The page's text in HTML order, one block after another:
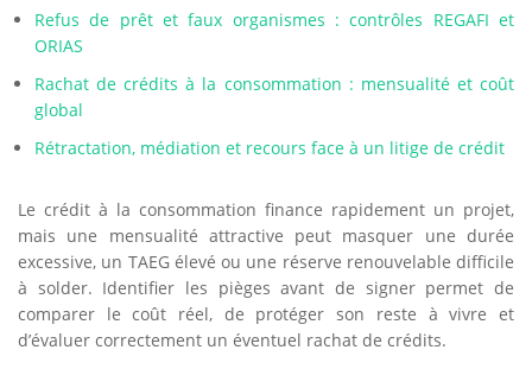
Refus de prêt et faux organismes : contrôles REGAFI et
ORIAS
Rachat de crédits à la consommation : mensualité et coût
global
Rétractation, médiation et recours face à un litige de crédit
Le crédit à la consommation finance rapidement un projet,
mais une mensualité attractive peut masquer une durée
excessive, un TAEG élevé ou une réserve renouvelable difficile
à solder. Identifier les pièges avant de signer permet de
comparer le coût réel, de protéger son reste à vivre et
d’évaluer correctement un éventuel rachat de crédits.